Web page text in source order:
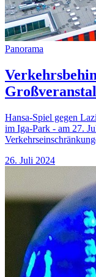
Panorama
Hansa-Spiel gegen
im Iga-Park - am 27.
26. Juli 2024